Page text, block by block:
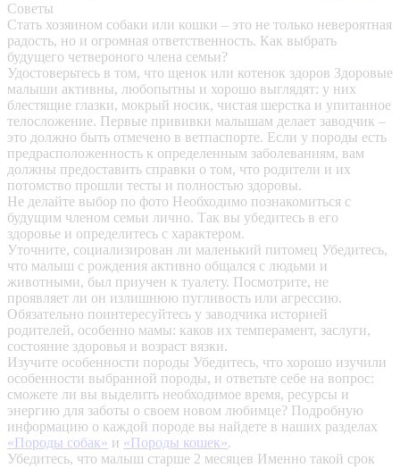
Советы
Стать хозяином собаки или кошки – это не только невероятная
радость, но и огромная ответственность. Как выбрать
будущего четвероного члена семьи?
Удостоверьтесь в том, что щенок или котенок здоров Здоровые
малыши активны, любопытны и хорошо выглядят: у них
блестящие глазки, мокрый носик, чистая шерстка и упитанное
телосложение. Первые прививки малышам делает заводчик –
это должно быть отмечено в ветпаспорте. Если у породы есть
предрасположенность к определенным заболеваниям, вам
должны предоставить справки о том, что родители и их
потомство прошли тесты и полностью здоровы.
Не делайте выбор по фото Необходимо познакомиться с
будущим членом семьи лично. Так вы убедитесь в его
здоровье и определитесь с характером.
Уточните, социализирован ли маленький питомец Убедитесь,
что малыш с рождения активно общался с людьми и
животными, был приучен к туалету. Посмотрите, не
проявляет ли он излишнюю пугливость или агрессию.
Обязательно поинтересуйтесь у заводчика историей
родителей, особенно мамы: каков их темперамент, заслуги,
состояние здоровья и возраст вязки.
Изучите особенности породы Убедитесь, что хорошо изучили
особенности выбранной породы, и ответьте себе на вопрос:
сможете ли вы выделить необходимое время, ресурсы и
энергию для заботы о своем новом любимце? Подробную
информацию о каждой породе вы найдете в наших разделах
«Породы собак» и «Породы кошек».
Убедитесь, что малыш старше 2 месяцев Именно такой срок